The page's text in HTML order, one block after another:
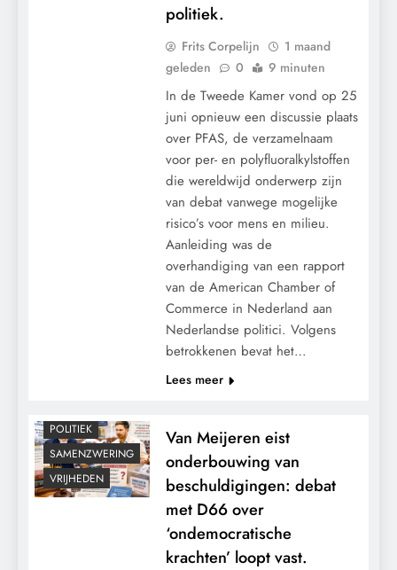
politiek.
Frits Corpelijn
1 maand
geleden
0 9 minuten
In de Tweede Kamer vond op 25
juni opnieuw een discussie plaats
over PFAS, de verzamelnaam
voor per- en polyfluoralkylstoffen
die wereldwijd onderwerp zijn
van debat vanwege mogelijke
risico’s voor mens en milieu.
Aanleiding was de
overhandiging van een rapport
van de American Chamber of
Commerce in Nederland aan
Nederlandse politici. Volgens
betrokkenen bevat het…
Lees meer
POLITIEK
SAMENZWERING
VRIJHEDEN
Van Meijeren eist
onderbouwing van
beschuldigingen: debat
met D66 over
‘ondemocratische
krachten’ loopt vast.